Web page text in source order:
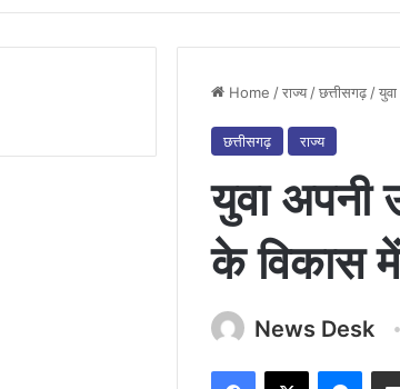
Home /राज्य /छत्तीसगढ़ /
छत्तीसगढ़ राज्य
युवा अपनी
के विकास
News Desk
Facebook
X